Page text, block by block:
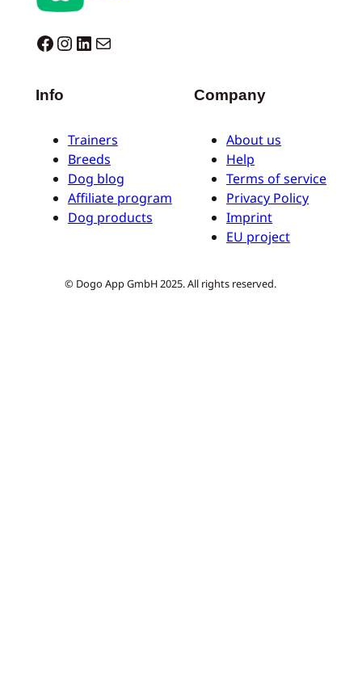
Dogo facebook InstagramLinkedIn E-mail
Info
Trainers
Breeds
Dog blog
Affiliate program
Dog products
Company
About us
Help
Terms of service
Privacy Policy
Imprint
EU project
© Dogo App GmbH 2025. All rights reserved.